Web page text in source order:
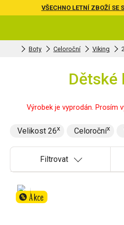
VŠECHNO LETNÍ ZBOŽÍ SE
Boty Celoroční Viking
Dětské
Výrobek je vyprodán. Prosím
Velikost 26 Celoroční
Filtrovat
% Akce